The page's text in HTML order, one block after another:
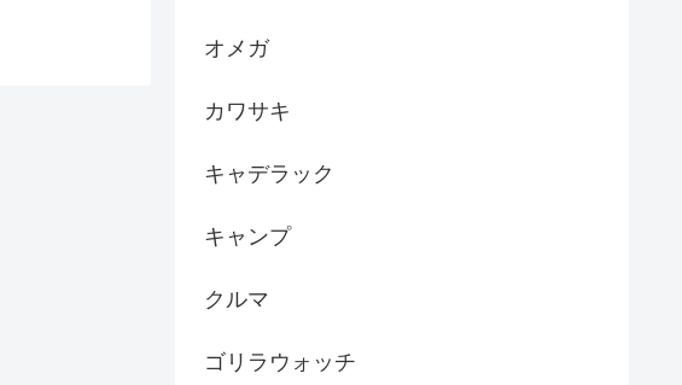
オメガ
カワサキ
キャデラック
キャンプ
クルマ
ゴリラウォッチ